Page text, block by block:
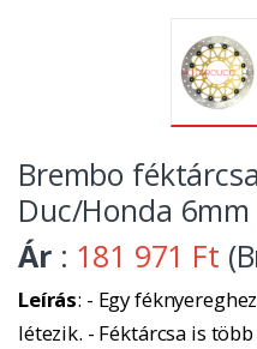
Brembo
Duc/Honda
Ár : 181 971 Ft
Leírás: - Egy
létezik. - Féktárcsa is